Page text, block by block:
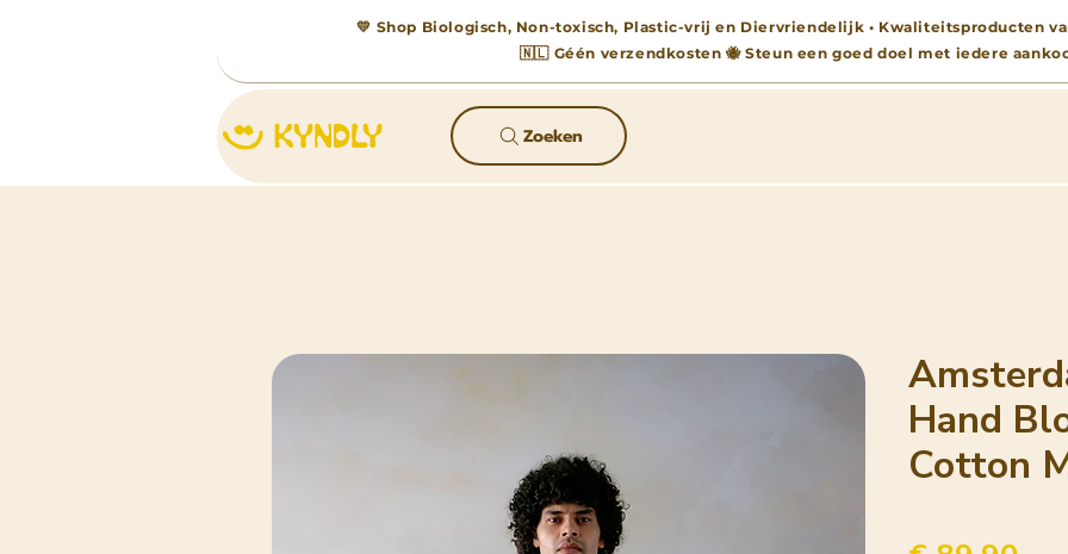
💛 Shop Biologisch, Non-toxisch, Plastic-vrij en Diervriendelijk • Kwaliteitsproducten
🇳🇱 Géén verzendkosten 🐝 Steun een goed doel met iedere
Zoeken
Hand
Cotton